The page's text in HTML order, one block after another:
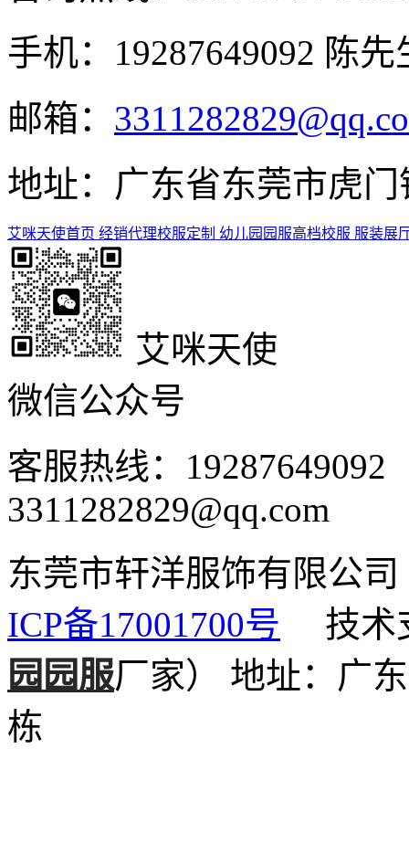
手机：19287649092 陈先
邮箱：
地址：广东省东莞市虎
艾咪天使首页 经销代理校服定制 幼儿园园服高档校服 服装展
艾咪天使
微信公众号
客服热线：
3311282829@qq.com
东莞市轩洋服饰有限
ICP备17001700号 技术
园园服厂家） 地址：广
栋